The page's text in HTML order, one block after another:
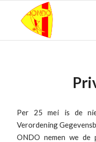
Per 25 mei is de
Verordening
ONDO nemen we de